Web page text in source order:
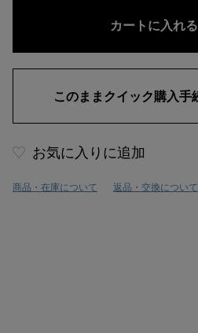
お気に入りに追加
商品・在庫について 返品・交換について